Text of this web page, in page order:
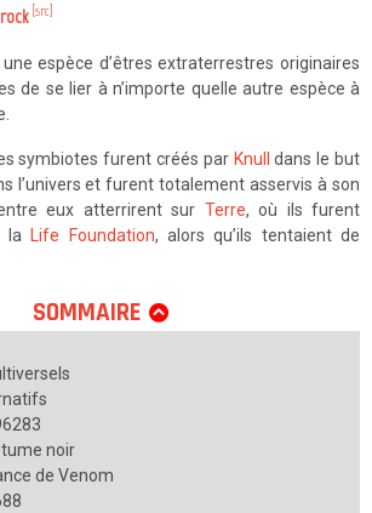
[src]
espèce d’êtres extraterrestres originaires
de se lier à n’importe quelle autre espèce à
symbiotes furent créés par Knull
dans le but
l’univers et furent totalement asservis à son
eux atterrirent sur Terre, où ils furent
la
Life Foundation, alors qu’ils tentaient de
SOMMAIRE
noir
de Venom